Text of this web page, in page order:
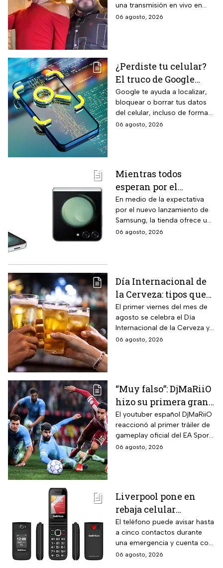
sociales: “La cita
fresita” | VIDEO
una transmisión en vivo en
calles del municipio de
06 agosto, 2026
¿Perdiste tu celular?
El truco de Google
para localizarlo y
proteger tus datos
Google te ayuda a localizar,
bloquear o borrar tus datos
del celular, incluso de forma
remota; debes tener activada
06 agosto, 2026
Mientras todos
esperan por el
Samsung Z Flip8,
Liverpool rebaja y
remata el Galaxy Z
Flip5 de 256GB a tres
En medio de la expectativa
por el nuevo lanzamiento de
Samsung, la tienda ofrece un
modelo anterior a un precio
06 agosto, 2026
Día Internacional de
la Cerveza: tipos que
hay con base en su
sabor y fermentación
El primer viernes del mes de
agosto se celebra el Día
Internacional de la Cerveza y
si quieres celebrarlo
06 agosto, 2026
“Muy falso”: DjMaRiiO
hizo su primera gran
crítica al gameplay
del EA Sports FC 27
El youtuber español DjMaRiiO
reaccionó al primer tráiler de
gameplay oficial del EA Sports
FC 27 y remarcó algunas
2026.
06 agosto, 2026
Liverpool pone en
rebaja celular
CellAllure Bienestar
para adultos mayores
con botón SOS y hasta
6 MSI
El teléfono puede avisar hasta
a cinco contactos durante
una emergencia y cuenta con
envío gratis a domicilio
06 agosto, 2026